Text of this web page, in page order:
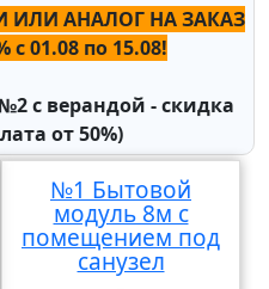
ИЛИ АНАЛОГ НА ЗАКАЗ
01.08 по 15.08!
с верандой - скидка
от 50%)
№1 Бытовой
модуль 8м с
помещением под
санузел